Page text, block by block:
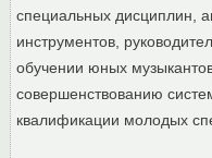
специальных дисциплин,
инструментов,
обучении юных
совершенствованию
квалификации молодых